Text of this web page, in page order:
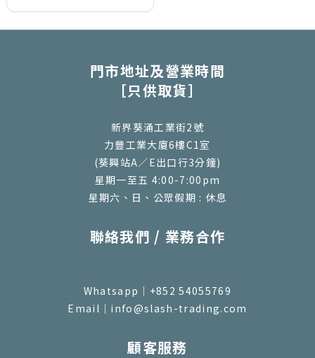
門市地址及營業時間
［只供取貨］
新界葵涌工業街2號
力豐工業大廈6樓C1室
(葵興站A／E出口行3分鐘)
星期一至五 4:00-7:00pm
星期六、日、公眾假期 : 休息
聯絡我們 / 業務合作
Whatsapp｜+852 54055769
Email｜info@slash-trading.com
顧客服務